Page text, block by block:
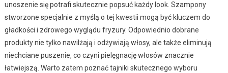
unoszenie się potrafi skutecznie popsuć każdy look. Szampony
stworzone specjalnie z myślą o tej kwestii mogą być kluczem do
gładkości i zdrowego wyglądu fryzury. Odpowiednio dobrane
produkty nie tylko nawilżają i odżywiają włosy, ale także eliminują
niechciane puszenie, co czyni pielęgnację włosów znacznie
łatwiejszą. Warto zatem poznać tajniki skutecznego wyboru